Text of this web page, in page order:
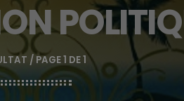
/ PAGE 1 DE 1